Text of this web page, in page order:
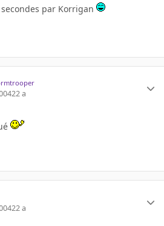
par Korrigan
22 a
22 a